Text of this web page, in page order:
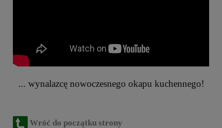
... wynalazcę nowoczesnego okapu kuchennego!
Wróć do początku strony